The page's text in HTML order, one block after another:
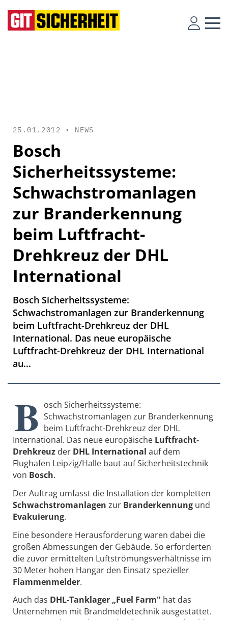
25.01.2012 • NEWS
Bosch
Sicherheitssysteme:
Schwachstromanlagen
zur Branderkennung
beim Luftfracht-
Drehkreuz der DHL
International
Bosch Sicherheitssysteme:
Schwachstromanlagen zur Branderkennung
beim Luftfracht-Drehkreuz der DHL
International. Das neue europäische
Luftfracht-Drehkreuz der DHL International
au...
B osch Sicherheitssysteme:
Schwachstromanlagen zur Branderkennung
beim Luftfracht-Drehkreuz der DHL
International. Das neue europäische Luftfracht-
Drehkreuz der DHL International auf dem
Flughafen Leipzig/Halle baut auf Sicherheitstechnik
von Bosch.
Der Auftrag umfasst die Installation der kompletten
Schwachstromanlagen zur Branderkennung und
Evakuierung.
Eine besondere Herausforderung waren dabei die
großen Abmessungen der Gebäude. So erforderten
die zuvor ermittelten Luftströmungsverhältnisse im
30 Meter hohen Hangar den Einsatz spezieller
Flammenmelder.
Auch das DHL-Tanklager „Fuel Farm" hat das
Unternehmen mit Brandmeldetechnik ausgestattet.